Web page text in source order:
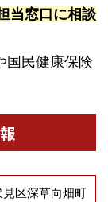
当窓口に相談
国民健康保険
区深草向畑町